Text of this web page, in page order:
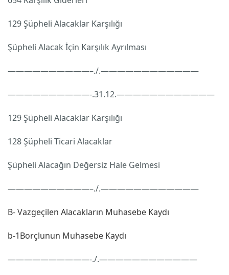
129 Şüpheli Alacaklar Karşılığı
Şüpheli Alacak İçin Karşılık Ayrılması
——————————–./.————————————
——————————-.31.12.————————————
129 Şüpheli Alacaklar Karşılığı
128 Şüpheli Ticari Alacaklar
Şüpheli Alacağın Değersiz Hale Gelmesi
——————————–./.————————————
B- Vazgeçilen Alacakların Muhasebe Kaydı
b-1Borçlunun Muhasebe Kaydı
——————————-./.————————————